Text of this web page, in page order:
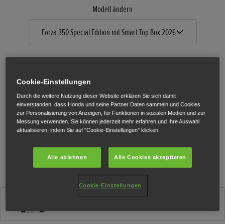
Modell ändern
Forza 350 Special Edition mit Smart Top Box 2026
Cookie-Einstellungen
Durch die weitere Nutzung dieser Website erklären Sie sich damit
einverstanden, dass Honda und seine Partner Daten sammeln und Cookies
zur Personalisierung von Anzeigen, für Funktionen in sozialen Medien und zur
Messung verwenden. Sie können jederzeit mehr erfahren und Ihre Auswahl
aktualisieren, indem Sie auf "Cookie-Einstellungen" klicken.
Alle ablehnen Alle Cookies akzeptieren
Cookie-Einstellungen